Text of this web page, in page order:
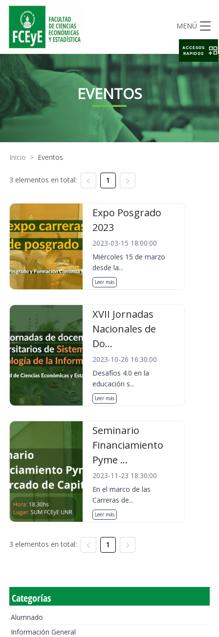
MENÚ
EVENTOS
Inicio > Eventos
3 elementos en total: 1
Expo Posgrado
2023
2023-03-15 18:00:00
Miércoles 15 de marzo
desde la...
Leer más
XVII Jornadas
Nacionales de
Do...
2023-10-26 16:30:00
Desafíos 4.0 en la
educación s...
Leer más
Seminario
Financiamiento
Pyme ...
2023-11-23 18:30:00
En el marco de las
Carreras de...
Leer más
3 elementos en total: 1
Categorías
Alumnado
Información General
ACCESOS
RAPIDOS